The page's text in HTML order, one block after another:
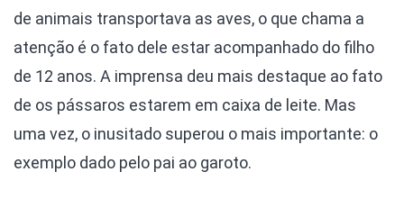
de animais transportava as aves, o que chama a
atenção é o fato dele estar acompanhado do filho
de 12 anos. A imprensa deu mais destaque ao fato
de os pássaros estarem em caixa de leite. Mas
uma vez, o inusitado superou o mais importante: o
exemplo dado pelo pai ao garoto.